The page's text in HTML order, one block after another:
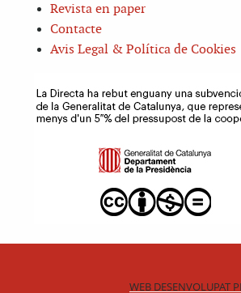
Revista en paper
Contacte
Avis Legal & Política de Cookies
WEB DESENVOLUPAT